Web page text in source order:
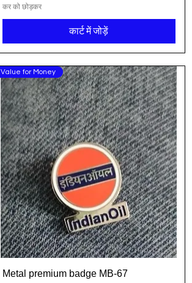
कर को छोड़कर
कार्ट में जोड़ें
त्वरित दृश्य
Value for Money
Metal premium badge MB-67